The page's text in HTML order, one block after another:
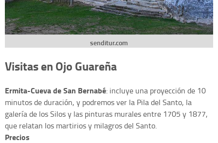
senditur.com
Visitas en Ojo Guareña
Ermita-Cueva de San Bernabé: incluye una proyección de 10
minutos de duración, y podremos ver la Pila del Santo, la
galería de los Silos y las pinturas murales entre 1705 y 1877,
que relatan los martirios y milagros del Santo.
Precios